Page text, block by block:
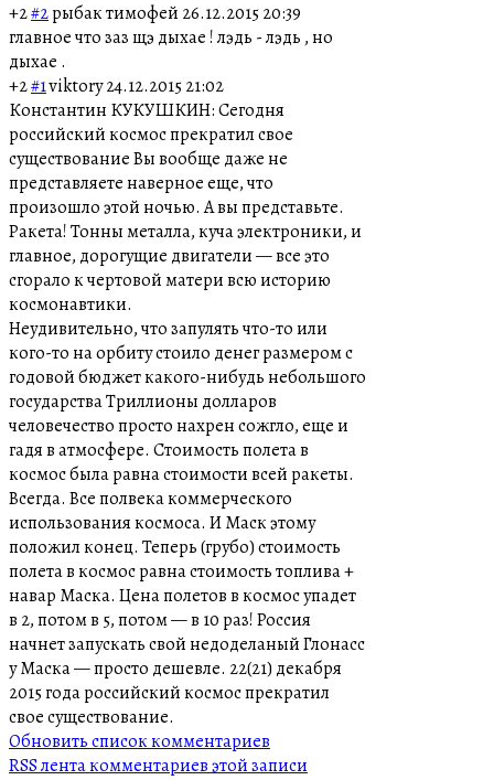
+2#2рыбак тимофей 26.12.2015 20:39
главное что заз щэ дыхае ! лэдь - лэдь , но
дыхае .
+2#1viktory24.12.2015 21:02
Константин КУКУШКИН: Сегодня
российский космос прекратил свое
существование Вы вообще даже не
представляете наверное еще, что
произошло этой ночью. А вы представьте.
Ракета! Тонны металла, куча электроники, и
главное, дорогущие двигатели — все это
сгорало к чертовой матери всю историю
космонавтики.
Неудивительно, что запулять что-то или
кого-то на орбиту стоило денег размером с
годовой бюджет какого-нибудь небольшого
государства Триллионы долларов
человечество просто нахрен сожгло, еще и
гадя в атмосфере. Стоимость полета в
космос была равна стоимости всей ракеты.
Всегда. Все полвека коммерческого
использования космоса. И Маск этому
положил конец. Теперь (грубо) стоимость
полета в космос равна стоимость топлива +
навар Маска. Цена полетов в космос упадет
в 2, потом в 5, потом — в 10 раз! Россия
начнет запускать свой недоделаный Глонасс
у Маска — просто дешевле. 22(21) декабря
2015 года российский космос прекратил
свое существование.
Обновить список комментариев
RSS лента комментариев этой записи